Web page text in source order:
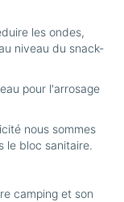
les ondes,
niveau du snack-
pour l'arrosage
nous sommes
le bloc sanitaire.
camping et son